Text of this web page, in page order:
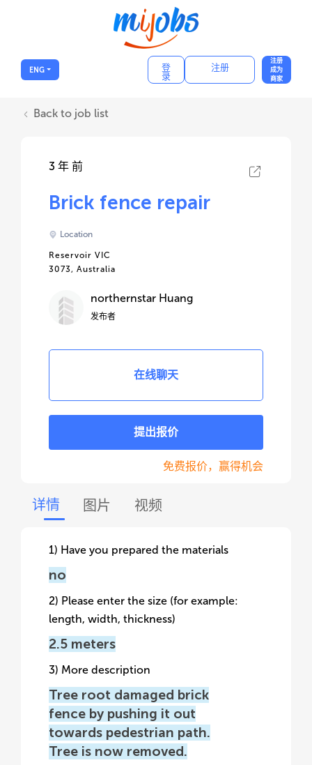
ENG 登
录
注册
注册
成为
商家
Back to job list
3 年 前
Brick fence repair
Location
Reservoir VIC
3073, Australia
northernstar Huang
发布者
在线聊天
提出报价
免费报价，赢得机会
详情 图片 视频
1) Have you prepared the materials
no
2) Please enter the size (for example:
length, width, thickness)
2.5 meters
3) More description
Tree root damaged brick
fence by pushing it out
towards pedestrian path.
Tree is now removed.